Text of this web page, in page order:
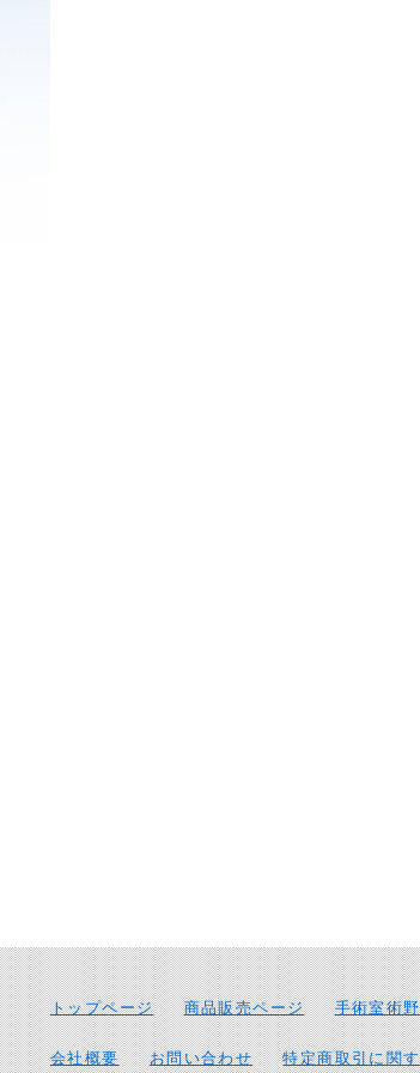
トップページ 商品販売ページ 手術室術
会社概要 お問い合わせ 特定商取引に関